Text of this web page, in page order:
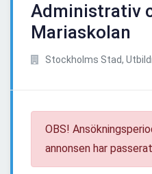
Administrativ
Mariaskolan
Stockholms Stad,
OBS!
annonsen har